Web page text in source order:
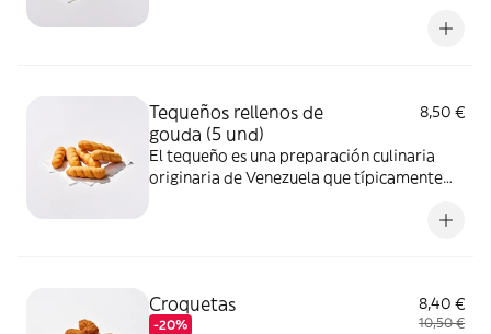
Tequeños rellenos de
gouda (5 und)
8,50 €
El tequeño es una preparación culinaria
originaria de Venezuela que típicamente
frita, rellena de queso blanco venezolano
Croquetas
-20%
8,40 €
10,50 €